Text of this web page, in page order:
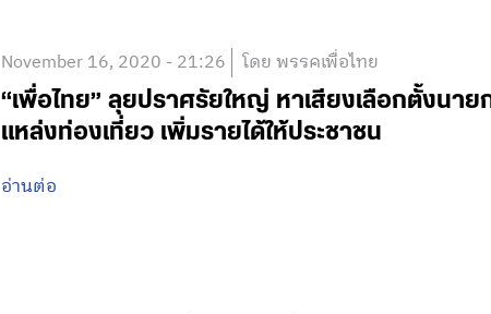
November 16, 2020 - 21:26 โดย พรรคเพื่อไทย
“เพื่อไทย” ลุยปราศรัยใหญ่ หาเสียงเลือกตั้งนา
แหล่งท่องเที่ยว เพิ่มรายได้ให้ประชาชน
อ่านต่อ